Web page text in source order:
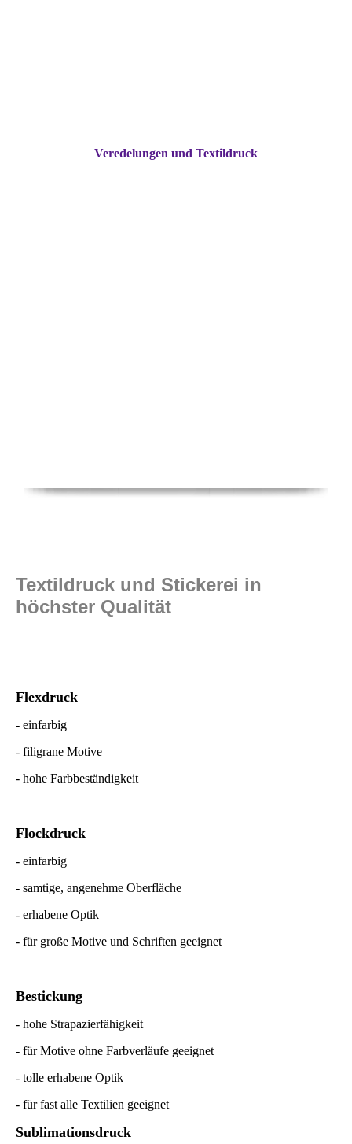
Veredelungen und Textildruck
Textildruck und Stickerei in
höchster Qualität
Flexdruck
- einfarbig
- filigrane Motive
- hohe Farbbeständigkeit
Flockdruck
- einfarbig
- samtige, angenehme Oberfläche
- erhabene Optik
- für große Motive und Schriften geeignet
Bestickung
- hohe Strapazierfähigkeit
- für Motive ohne Farbverläufe geeignet
- tolle erhabene Optik
- für fast alle Textilien geeignet
Sublimationsdruck